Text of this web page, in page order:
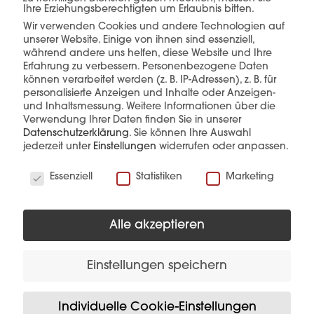
mehr erfahren
interessieren
Ihre Erziehungsberechtigten um Erlaubnis bitten.
Wir verwenden Cookies und andere Technologien auf
unserer Website. Einige von ihnen sind essenziell,
während andere uns helfen, diese Website und Ihre
Erfahrung zu verbessern. Personenbezogene Daten
können verarbeitet werden (z. B. IP-Adressen), z. B. für
personalisierte Anzeigen und Inhalte oder Anzeigen-
und Inhaltsmessung. Weitere Informationen über die
Verwendung Ihrer Daten finden Sie in unserer
Datenschutzerklärung. Sie können Ihre Auswahl
jederzeit unter Einstellungen widerrufen oder anpassen.
Essenziell
Statistiken Marketing
Alle akzeptieren
Einstellungen speichern
Individuelle Cookie-Einstellungen